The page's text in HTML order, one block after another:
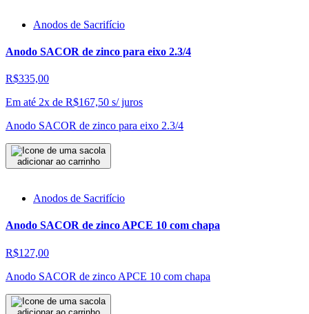
Anodos de Sacrifício
Anodo SACOR de zinco para eixo 2.3/4
R$335,00
Em até 2x de R$167,50 s/ juros
Anodo SACOR de zinco para eixo 2.3/4
adicionar ao carrinho
Anodos de Sacrifício
Anodo SACOR de zinco APCE 10 com chapa
R$127,00
Anodo SACOR de zinco APCE 10 com chapa